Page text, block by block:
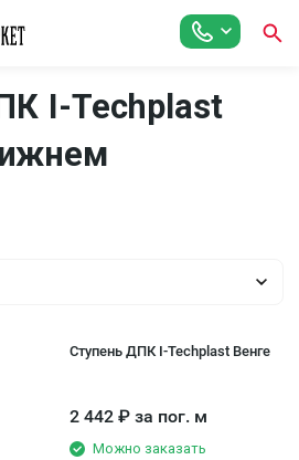
I-Techplast
Ступень ДПК I-Techplast Венге
2 442 ₽ за пог. м
Можно заказать